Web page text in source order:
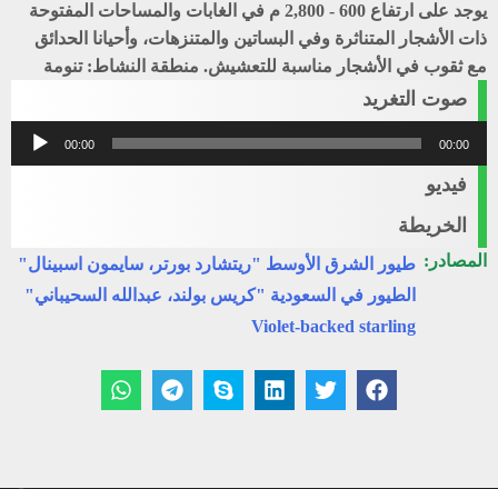
يوجد على ارتفاع 600 - 2,800 م في الغابات والمساحات المفتوحة
ذات الأشجار المتناثرة وفي البساتين والمتنزهات، وأحيانا الحدائق
مع ثقوب في الأشجار مناسبة للتعشيش. منطقة النشاط: تنومة
صوت التغريد
مشغل
الصوت
00:00 00:00
فيديو
الخريطة
المصادر: طيور الشرق الأوسط "ريتشارد بورتر، سايمون اسبينال"
الطيور في السعودية "كريس بولند، عبدالله السحيباني"
Violet-backed starling